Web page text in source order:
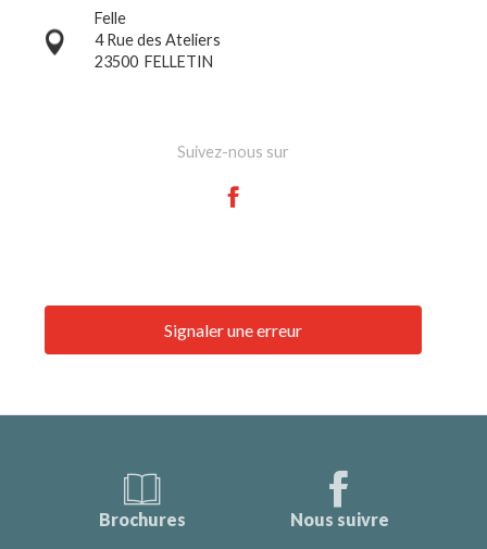
Felle
4 Rue des Ateliers
23500 FELLETIN
Suivez-nous sur
Signaler une erreur
Brochures Nous suivre